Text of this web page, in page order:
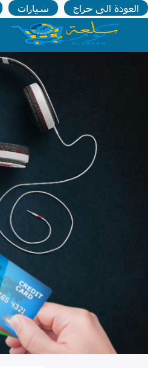
العودة الى حراج سيارات